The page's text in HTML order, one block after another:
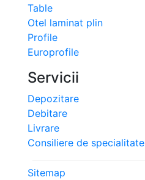
Table
Otel laminat plin
Profile
Europrofile
Servicii
Depozitare
Debitare
Livrare
Consiliere de specialitate
Sitemap